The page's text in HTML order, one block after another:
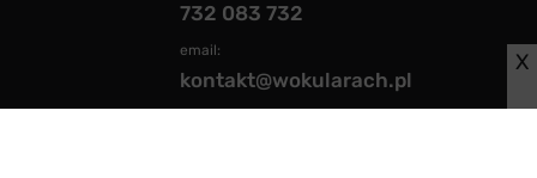
732 083 732
email:
kontakt@wokularach.pl
X